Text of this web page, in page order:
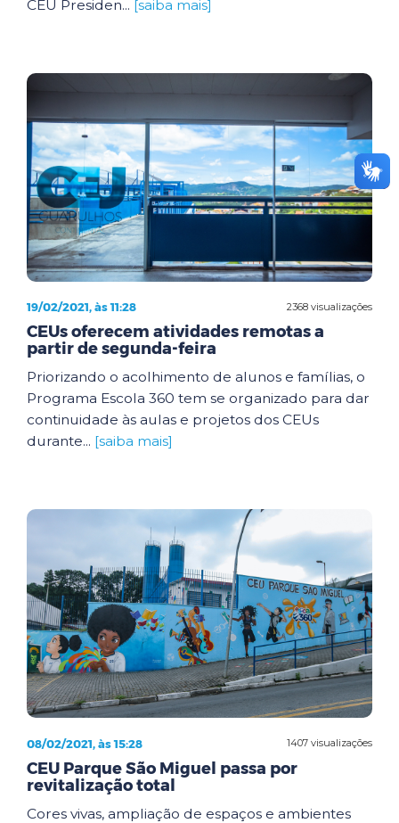
CEU Presiden... [saiba mais]
2368 visualizações
19/02/2021, às 11:28
CEUs oferecem atividades remotas a
partir de segunda-feira
Priorizando o acolhimento de alunos e famílias, o
Programa Escola 360 tem se organizado para dar
continuidade às aulas e projetos dos CEUs
durante... [saiba mais]
1407 visualizações
08/02/2021, às 15:28
CEU Parque São Miguel passa por
revitalização total
Cores vivas, ampliação de espaços e ambientes